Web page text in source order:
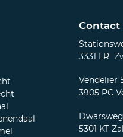
Contact
3331 LR
Vendelier
3905 PC
5301 KT